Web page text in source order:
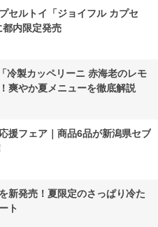
セルトイ「ジョイフル カプセ
内限定発売
冷製カッペリーニ 赤海老のレモ
爽やか夏メニューを徹底解説
援フェア｜商品6品が新潟県セブ
新発売！夏限定のさっぱり冷た
ト